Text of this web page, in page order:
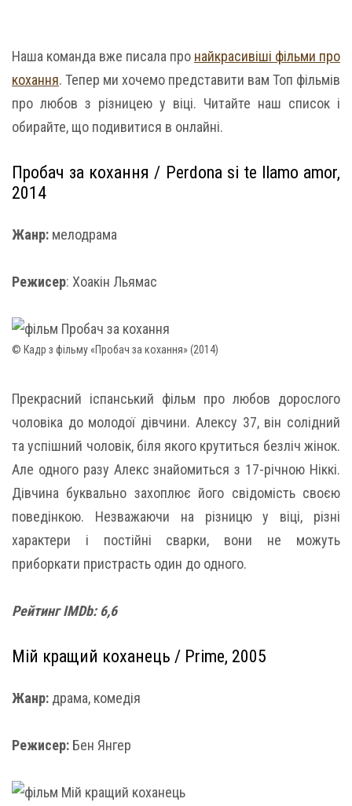
Наша команда вже писала про найкрасивіші фільми про
кохання. Тепер ми хочемо представити вам Топ фільмів
про любов з різницею у віці. Читайте наш список і
обирайте, що подивитися в онлайні.
Пробач за кохання / Perdona si te llamo amor,
2014
Жанр: мелодрама
Режисер: Хоакін Льямас
© Кадр з фільму «Пробач за кохання» (2014)
Прекрасний іспанський фільм про любов дорослого
чоловіка до молодої дівчини. Алексу 37, він солідний
та успішний чоловік, біля якого крутиться безліч жінок.
Але одного разу Алекс знайомиться з 17-річною Ніккі.
Дівчина буквально захоплює його свідомість своєю
поведінкою. Незважаючи на різницю у віці, різні
характери і постійні сварки, вони не можуть
приборкати пристрасть один до одного.
Рейтинг IMDb: 6,6
Мій кращий коханець / Prime, 2005
Жанр: драма, комедія
Режисер: Бен Янгер